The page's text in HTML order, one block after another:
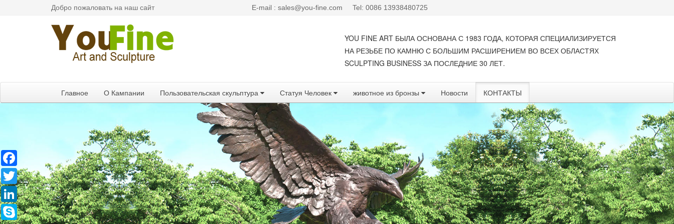
Добро пожаловать на наш сайт E-mail : sales@you-fine.com Tel: 0086 13938480725
YOU FINE ART БЫЛА ОСНОВАНА С 1983 ГОДА, КОТОРАЯ СПЕЦИАЛИЗИРУЕТСЯ
НА РЕЗЬБЕ ПО КАМНЮ С БОЛЬШИМ РАСШИРЕНИЕМ ВО ВСЕХ ОБЛАСТЯХ
SCULPTING BUSINESS ЗА ПОСЛЕДНИЕ 30 ЛЕТ.
Главное О Кампании Пользовательская скульптура Статуя Человек животное из бронзы Новости КОНТАКТЫ
Twitter
LinkedIn
Skype